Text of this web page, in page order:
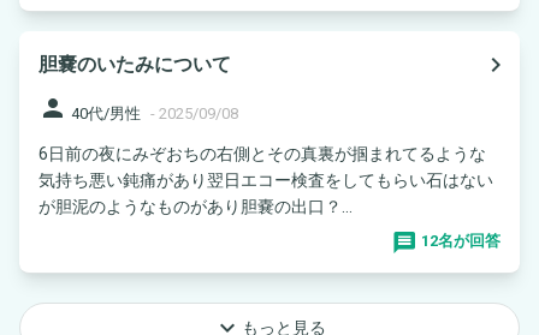
胆嚢のいたみについて
navigate_next
person 40代/男性 - 2025/09/08
6日前の夜にみぞおちの右側とその真裏が掴まれてるような
気持ち悪い鈍痛があり翌日エコー検査をしてもらい石はない
が胆泥のようなものがあり胆嚢の出口？...
12名が回答
keyboard_arrow_down もっと見る